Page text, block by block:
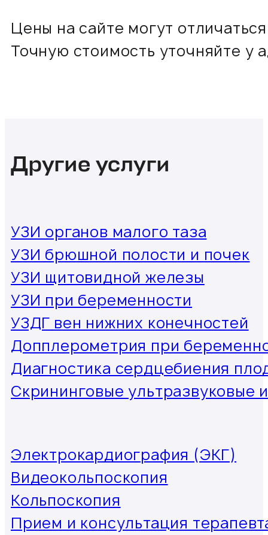
Цены на сайте могут
Точную стоимость уточняйте у
Другие услуги
УЗИ органов малого таза
УЗИ брюшной полости и почек
УЗИ щитовидной железы
УЗИ при беременности
УЗДГ вен нижних конечностей
Допплерометрия при
Диагностика сердцебиения
Скрининговые ультразвуковые
Электрокардиография (ЭКГ)
Видеокольпоскопия
Кольпоскопия
Прием и консультация